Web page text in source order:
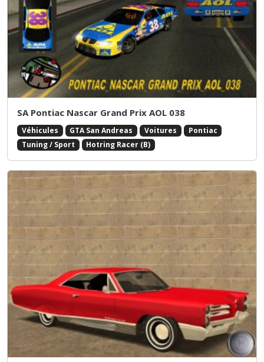
SA Pontiac Nascar Grand Prix AOL 038
Véhicules GTA San Andreas Voitures
Pontiac
Tuning / Sport
Hotring Racer (B)